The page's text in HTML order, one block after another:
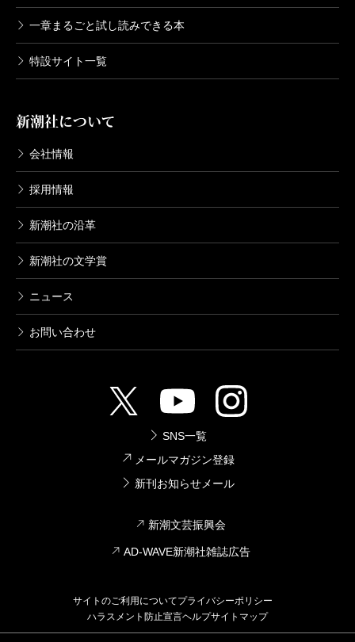
な証言として、「山崎先生と私」には、若尾文子さ
ん、唐沢寿明さん、北大路欣也さん、
弘さんが寄稿。
論「山崎豊子（だけ）が、なぜ『男』を描くことがで
きたのか」も読み応えがあり、山崎文学＆ドラマの
「魅力」の秘密を、解き明かす一冊になったのではな
いだろうか。
（やしろ・しんいちろう 山崎プロジェクト室室長）
単行本刊行時掲載
一章まるごと試し読みできる本
特設サイト一覧
新潮社について
会社情報
採用情報
新潮社の沿革
新潮社の文学賞
ニュース
お問い合わせ
SNS一覧
メールマガジン登録
新刊お知らせメール
新潮文芸振興会
AD-WAVE新潮社雑誌広告
サイトのご利用についてプライバシーポリシー
ハラスメント防止宣言ヘルプサイトマップ